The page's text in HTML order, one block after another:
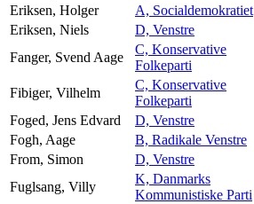
Eriksen, Holger
A, Socialdemokratiet
Eriksen, Niels
D, Venstre
Fanger, Svend Aage
C, Konservative
Folkeparti
Fibiger, Vilhelm
C, Konservative
Folkeparti
Foged, Jens Edvard
D, Venstre
Fogh, Aage
B, Radikale Venstre
From, Simon
D, Venstre
Fuglsang, Villy
K, Danmarks
Kommunistiske Parti